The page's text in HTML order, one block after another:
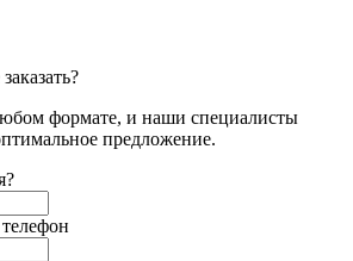
формате, и наши специалисты
предложение.